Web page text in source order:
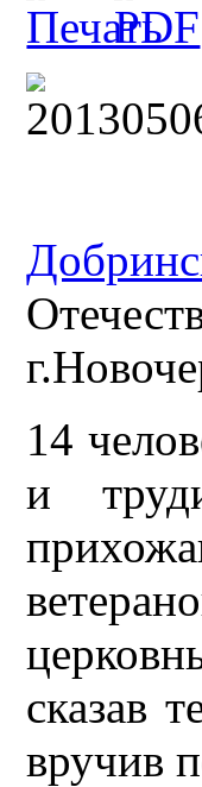
14
и
сказав
вручив